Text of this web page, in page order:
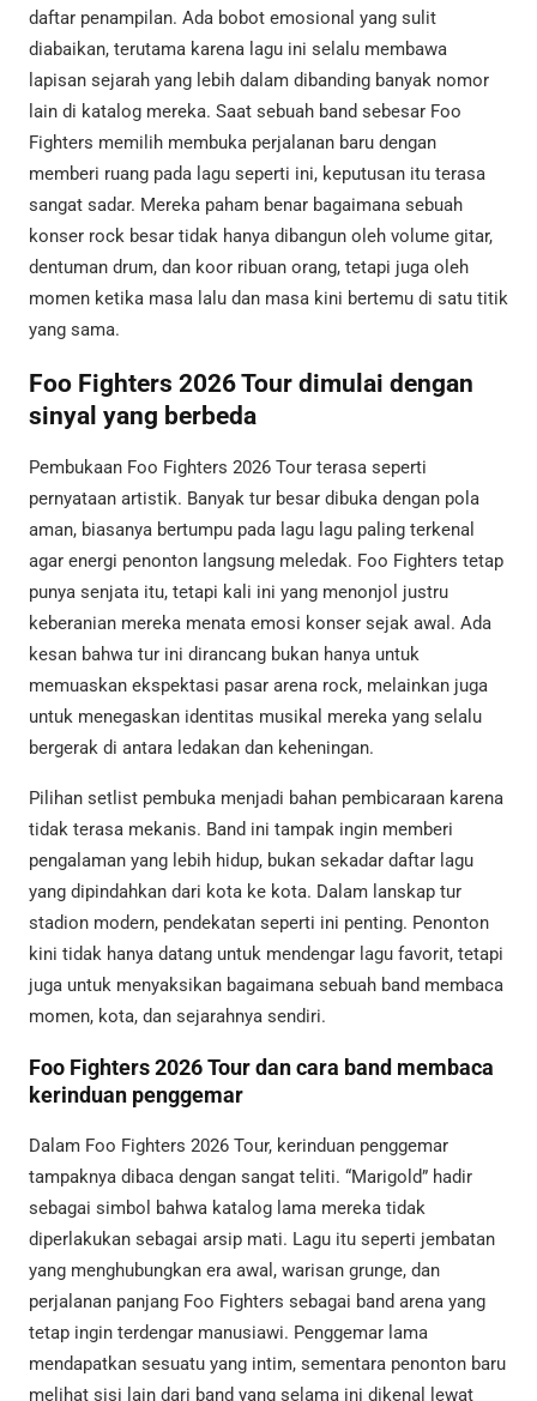
daftar penampilan. Ada bobot emosional yang sulit
diabaikan, terutama karena lagu ini selalu membawa
lapisan sejarah yang lebih dalam dibanding banyak nomor
lain di katalog mereka. Saat sebuah band sebesar Foo
Fighters memilih membuka perjalanan baru dengan
memberi ruang pada lagu seperti ini, keputusan itu terasa
sangat sadar. Mereka paham benar bagaimana sebuah
konser rock besar tidak hanya dibangun oleh volume gitar,
dentuman drum, dan koor ribuan orang, tetapi juga oleh
momen ketika masa lalu dan masa kini bertemu di satu titik
yang sama.
Foo Fighters 2026 Tour dimulai dengan
sinyal yang berbeda
Pembukaan Foo Fighters 2026 Tour terasa seperti
pernyataan artistik. Banyak tur besar dibuka dengan pola
aman, biasanya bertumpu pada lagu lagu paling terkenal
agar energi penonton langsung meledak. Foo Fighters tetap
punya senjata itu, tetapi kali ini yang menonjol justru
keberanian mereka menata emosi konser sejak awal. Ada
kesan bahwa tur ini dirancang bukan hanya untuk
memuaskan ekspektasi pasar arena rock, melainkan juga
untuk menegaskan identitas musikal mereka yang selalu
bergerak di antara ledakan dan keheningan.
Pilihan setlist pembuka menjadi bahan pembicaraan karena
tidak terasa mekanis. Band ini tampak ingin memberi
pengalaman yang lebih hidup, bukan sekadar daftar lagu
yang dipindahkan dari kota ke kota. Dalam lanskap tur
stadion modern, pendekatan seperti ini penting. Penonton
kini tidak hanya datang untuk mendengar lagu favorit, tetapi
juga untuk menyaksikan bagaimana sebuah band membaca
momen, kota, dan sejarahnya sendiri.
Foo Fighters 2026 Tour dan cara band membaca
kerinduan penggemar
Dalam Foo Fighters 2026 Tour, kerinduan penggemar
tampaknya dibaca dengan sangat teliti. “Marigold” hadir
sebagai simbol bahwa katalog lama mereka tidak
diperlakukan sebagai arsip mati. Lagu itu seperti jembatan
yang menghubungkan era awal, warisan grunge, dan
perjalanan panjang Foo Fighters sebagai band arena yang
tetap ingin terdengar manusiawi. Penggemar lama
mendapatkan sesuatu yang intim, sementara penonton baru
melihat sisi lain dari band yang selama ini dikenal lewat